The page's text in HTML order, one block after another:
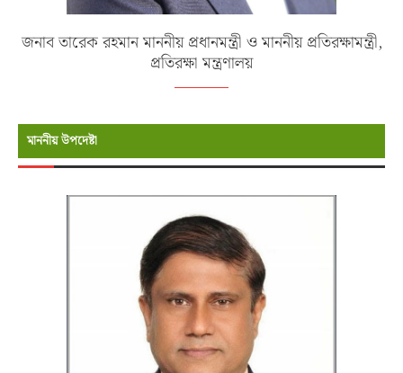
জনাব তারেক রহমান মাননীয় প্রধানমন্ত্রী ও মাননীয় প্রতিরক্ষামন্ত্রী,
প্রতিরক্ষা মন্ত্রণালয়
মাননীয় উপদেষ্টা